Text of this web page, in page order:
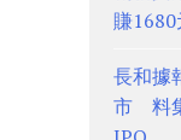
賺
長和據
市 料